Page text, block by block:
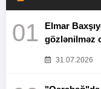
01
Elmar
gözlənilməz
31.07.2026